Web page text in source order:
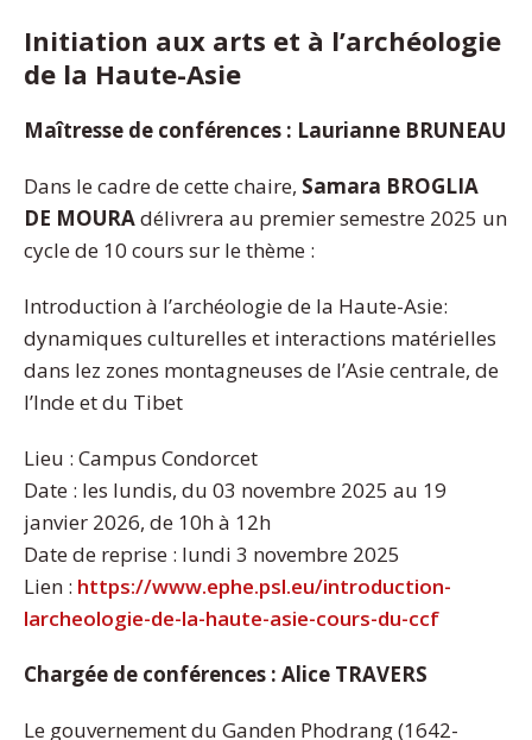
Initiation aux arts et à l’archéologie
de la Haute-Asie
Maîtresse de conférences : Laurianne BRUNEAU
Dans le cadre de cette chaire, Samara BROGLIA
DE MOURAdélivrera au premier semestre 2025 un
cycle de 10 cours sur le thème :
Introduction à l’archéologie de la Haute-Asie:
dynamiques culturelles et interactions matérielles
dans lez zones montagneuses de l’Asie centrale, de
l’Inde et du Tibet
Lieu : Campus Condorcet
Date : les lundis, du 03 novembre 2025 au 19
janvier 2026, de 10h à 12h
Date de reprise : lundi 3 novembre 2025
Lien : https://www.ephe.psl.eu/introduction-
larcheologie-de-la-haute-asie-cours-du-ccf
Chargée de conférences : Alice TRAVERS
Le gouvernement du Ganden Phodrang (1642-